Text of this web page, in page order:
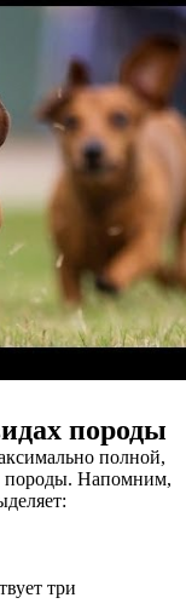
породы
полной,
породы. Напомним,
три